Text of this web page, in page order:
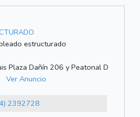
estructurado
Plaza Dañín 206 y Peatonal D
Ver Anuncio
2392728